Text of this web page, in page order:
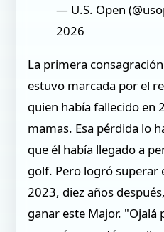
— U.S. Open
2026
La primera
estuvo marcada por el
quien había fallecido en
mamas. Esa pérdida lo
que él había llegado a
golf. Pero logró superar
2023, diez años
ganar este Major. "Ojalá